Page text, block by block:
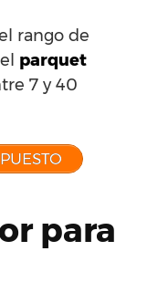
rango de
parquet
7 y 40
para